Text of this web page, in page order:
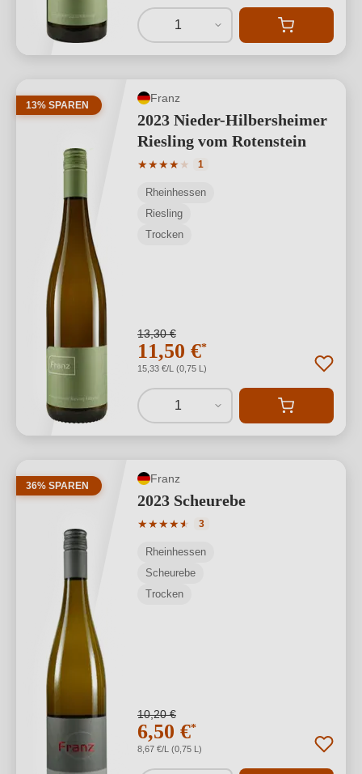
1
13% SPAREN
Franz
2023 Nieder-Hilbersheimer
Riesling vom Rotenstein
★★★★★
Durchschnittliche Bewertung von 4
1
Rheinhessen
Riesling
Trocken
13,30 €
11,50 €*
15,33 €/L (0,75 L)
1
36% SPAREN
Franz
2023 Scheurebe
★★★★★
★
Durchschnittliche Bewertung von 4.33
3
Rheinhessen
Scheurebe
Trocken
10,20 €
6,50 €*
8,67 €/L (0,75 L)